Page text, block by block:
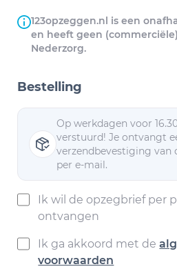
123opzeggen.nl is een
en heeft geen
Nederzorg.
Bestelling
Op werkdagen voor
verstuurd! Je ontvangt
verzendbevestiging van
per e-mail.
Ik wil de opzegbrief per
ontvangen
Ik ga akkoord met de
voorwaarden